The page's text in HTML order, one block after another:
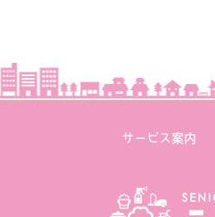
サービス案内